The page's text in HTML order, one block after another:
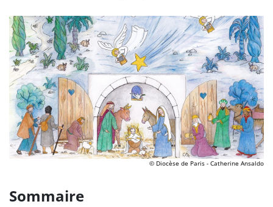
© Diocèse de Paris - Catherine Ansaldo
Sommaire